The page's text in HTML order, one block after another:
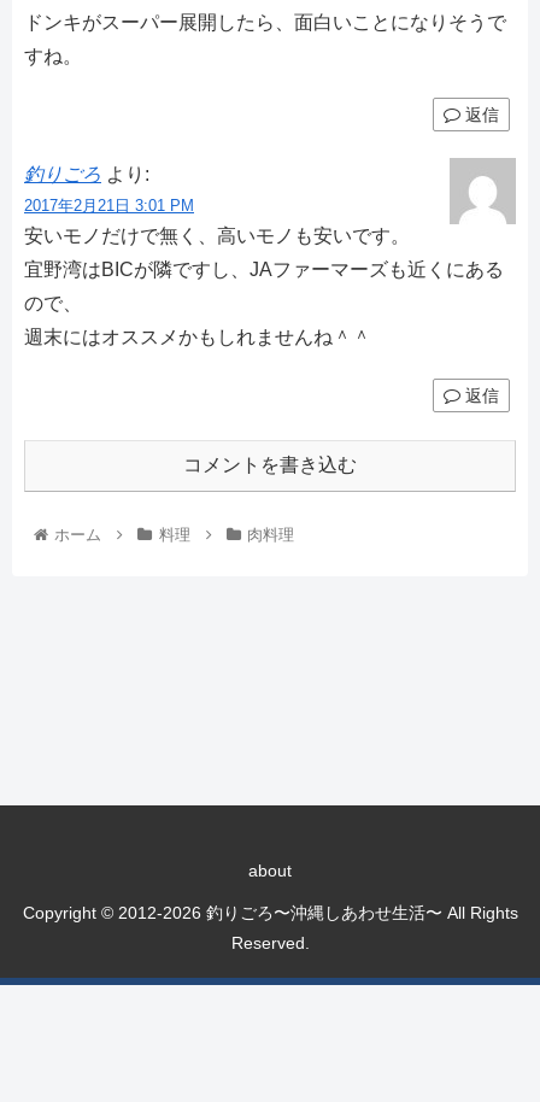
ドンキがスーパー展開したら、面白いことになりそうで
すね。
返信
釣りごろ より:
2017年2月21日 3:01 PM
安いモノだけで無く、高いモノも安いです。
宜野湾はBICが隣ですし、JAファーマーズも近くにある
ので、
週末にはオススメかもしれませんね＾＾
返信
コメントを書き込む
ホーム 料理 肉料理
about
Copyright © 2012-2026 釣りごろ〜沖縄しあわせ生活〜 All Rights
Reserved.